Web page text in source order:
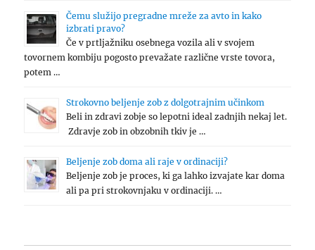
Čemu služijo pregradne mreže za avto in kako
izbrati pravo?
Če v prtljažniku osebnega vozila ali v svojem
tovornem kombiju pogosto prevažate različne vrste tovora,
potem …
Strokovno beljenje zob z dolgotrajnim učinkom
Beli in zdravi zobje so lepotni ideal zadnjih nekaj let.
Zdravje zob in obzobnih tkiv je …
Beljenje zob doma ali raje v ordinaciji?
Beljenje zob je proces, ki ga lahko izvajate kar doma
ali pa pri strokovnjaku v ordinaciji. …